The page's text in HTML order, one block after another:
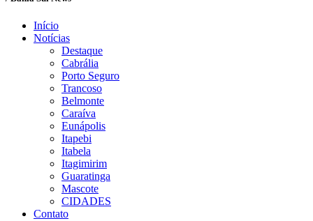
Início
Notícias
Destaque
Cabrália
Porto Seguro
Trancoso
Belmonte
Caraíva
Eunápolis
Itapebi
Itabela
Itagimirim
Guaratinga
Mascote
CIDADES
Contato